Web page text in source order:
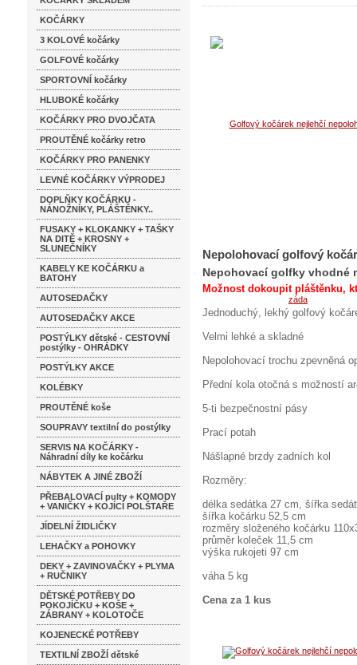
KOČÁRKY
3 KOLOVÉ kočárky
GOLFOVÉ kočárky
SPORTOVNÍ kočárky
HLUBOKÉ kočárky
KOČÁRKY PRO DVOJČATA
PROUTĚNÉ kočárky retro
KOČÁRKY PRO PANENKY
LEVNÉ KOČÁRKY VÝPRODEJ
DOPLŇKY KOČÁRKU -
NÁNOŽNÍKY, PLÁŠTĚNKY..
FUSAKY + KLOKANKY + TAŠKY
NA DITĚ + KROSNY +
SLUNEČNÍKY
KABELY KE KOČÁRKU a
BATOHY
AUTOSEDAČKY
AUTOSEDAČKY AKCE
POSTÝLKY dětské - CESTOVNÍ
postýlky - OHRÁDKY
POSTÝLKY AKCE
KOLÉBKY
PROUTĚNÉ koše
SOUPRAVY textilní do postýlky
SERVIS NA KOČÁRKY -
Náhradní díly ke kočárku
NÁBYTEK A JINÉ ZBOŽÍ
PŘEBALOVACÍ pulty + KOMODY
+ VANIČKY + KOJÍCÍ POLŠTAŘE
JÍDELNÍ ŽIDLIČKY
LEHAČKY a POHOVKY
DEKY + ZAVINOVAČKY + PLYMA
+ RUČNIKY
DĚTSKÉ POTŘEBY DO
POKOJÍČKU + KOŠE +
ZÁBRANY + KOLOTOČE
KOJENECKÉ POTŘEBY
TEXTILNÍ ZBOŽÍ dětské
Nepolohovací golfový
Nepohovací golfky vhodné
Možnost dokoupit pláštěnku,
Jednoduchý, lekhý golfový
Velmi lehké a skladné
Nepolohovací trochu zpevněná
Přední kola otočná s možností
5-ti bezpečnostní pásy
Prací potah
Nášlapné brzdy zadních kol
Rozměry:
délka sedátka 27 cm, šířka
šířka kočárku 52,5 cm
rozměry složeného kočárku
průměr koleček 11,5 cm
výška rukojeti 97 cm
váha 5 kg
Cena za 1 kus